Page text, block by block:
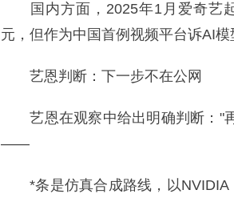
国内方面，2025年1月爱奇艺起
元，但作为中国首例视频平台诉AI模
艺恩判断：下一步不在公网
艺恩在观察中给出明确判断："
——
*条是仿真合成路线，以NVIDIA